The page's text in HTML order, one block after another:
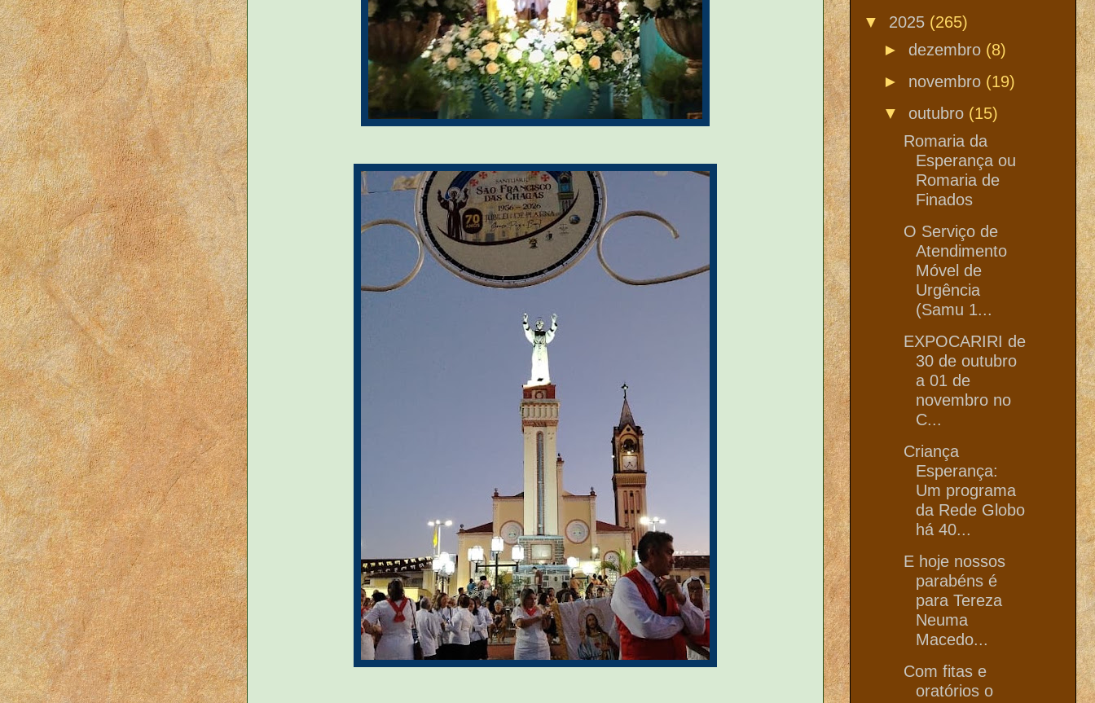
▼ 2025 (265)
► dezembro (8)
► novembro (19)
▼ outubro (15)
Romaria da
Esperança ou
Romaria de
Finados
O Serviço de
Atendimento
Móvel de
Urgência
(Samu 1...
EXPOCARIRI de
30 de outubro
a 01 de
novembro no
C...
Criança
Esperança:
Um programa
da Rede Globo
há 40...
E hoje nossos
parabéns é
para Tereza
Neuma
Macedo...
Com fitas e
oratórios o